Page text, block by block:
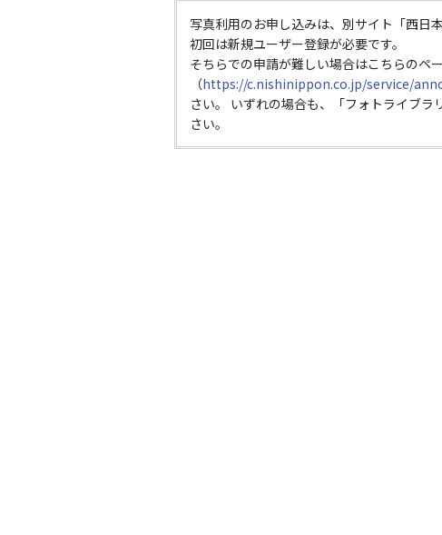
写真利用のお申し込みは、別サイト「西日
初回は新規ユーザー登録が必要です。
そちらでの申請が難しい場合はこちらのペ
（https://c.nishinippon.co.jp/service/
さい。 いずれの場合も、「フォトライブ
さい。